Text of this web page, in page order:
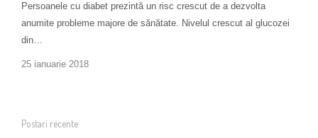
Persoanele cu diabet prezintă un risc crescut de a dezvolta
anumite probleme majore de sănătate. Nivelul crescut al glucozei
din…
25 ianuarie 2018
Postari recente